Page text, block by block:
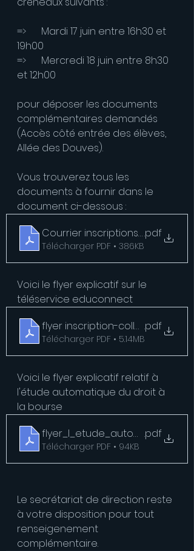
=>	Mardi 17 juin entre 16h30 et
19h00
=>	Mercredi 18 juin entre 8h30
et 12h00
pour déposer les documents
complémentaires demandés
(Accès côté entrée des élèves,
Allée des Douves).
Vous trouverez tous les
documents à fournir dans le
document ci-dessous :
Courrier inscriptions 6e 2025-
.pdf
Télécharger PDF • 386KB
Voici le flyer explicatif sur le
téléservice educonnect
flyer inscription-college-2025-
.pdf
Télécharger PDF • 5.14MB
Voici le flyer explicatif relatif à
l'étude automatique du droit à
la bourse
.pdf
Télécharger PDF • 94KB
Le secrétariat de direction reste
à votre disposition pour tout
renseigenement
complémentaire.